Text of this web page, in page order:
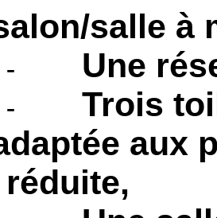
salle à
- Une
-
Trois
aux
réduite,